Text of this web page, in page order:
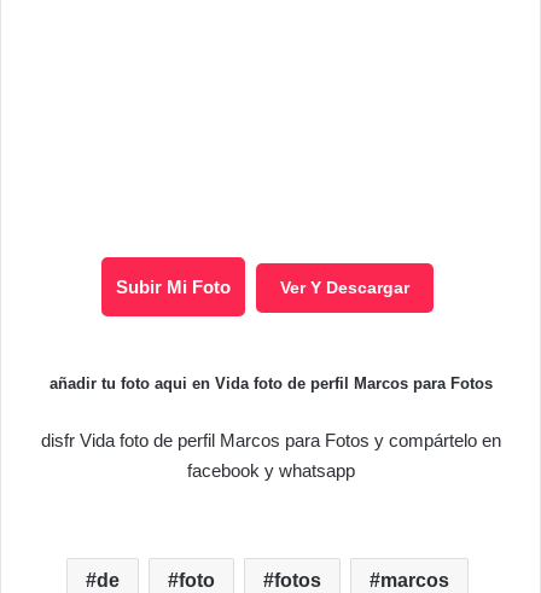
Subir Mi Foto Ver Y Descargar
añadir tu foto aqui en Vida foto de perfil Marcos para Fotos
disfr Vida foto de perfil Marcos para Fotos y compártelo en
facebook y whatsapp
de foto fotos marcos